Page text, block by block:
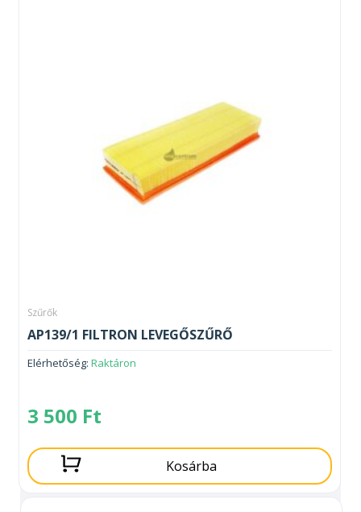
Szűrők
AP139/1 FILTRON LEVEGŐSZŰRŐ
Elérhetőség: Raktáron
3 500 Ft
Kosárba